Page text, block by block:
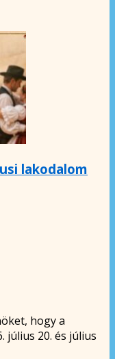
lakodalom
hogy a
július 20. és július